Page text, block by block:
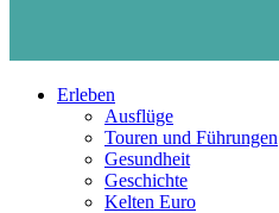
Erleben
Ausflüge
Touren und Führungen
Gesundheit
Geschichte
Kelten Euro